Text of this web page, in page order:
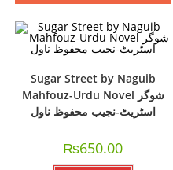
Sugar Street by Naguib
Mahfouz-Urdu Novel شوگر
اسٹریٹ-نجیب محفوظ ناول
₨650.00